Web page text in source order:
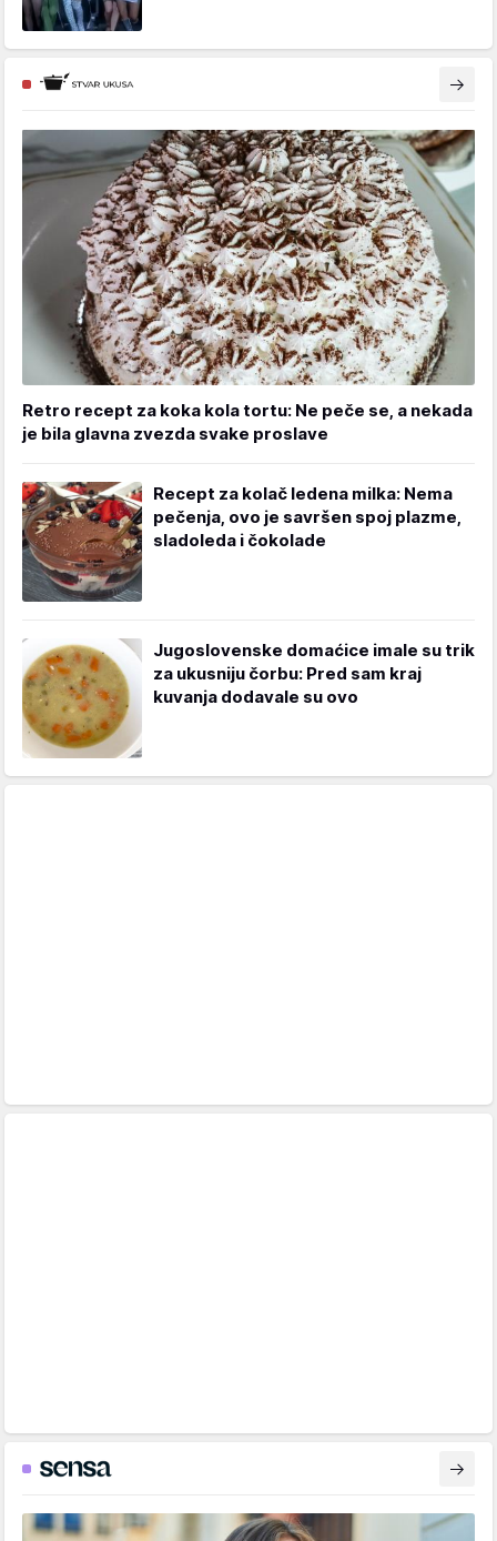
Retro recept za koka kola tortu: Ne peče se, a nekada
je bila glavna zvezda svake proslave
Recept za kolač ledena milka: Nema
pečenja, ovo je savršen spoj plazme,
sladoleda i čokolade
Jugoslovenske domaćice imale su trik
za ukusniju čorbu: Pred sam kraj
kuvanja dodavale su ovo